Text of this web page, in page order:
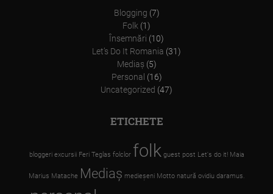
Blogging (7)
Folk (1)
Însemnări (10)
Let’s Do It Romania (31)
Mediaş(5)
Personal (16)
Uncategorized (47)
ETICHETE
bloggeri excursii Feri Teglas folclor folk guest post Let's do it! Maia
Marius Matache Mediaş medieşeni Motto natură ovidiu daramus.